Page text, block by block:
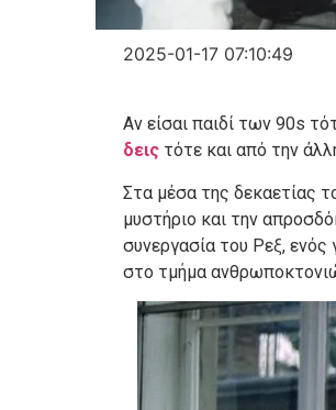
2025-01-17 07:10:49
Αν είσαι παιδί των 90s
δεις τότε και από την
Στα μέσα της δεκαετίας
μυστήριο και την
συνεργασία του Ρεξ, ενός
στο τμήμα